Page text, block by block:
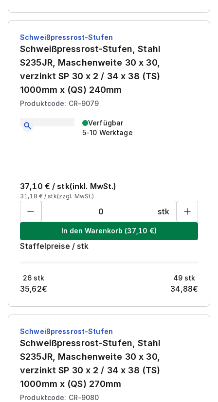
Schweißpressrost-Stufen
Schweißpressrost-Stufen, Stahl
S235JR, Maschenweite 30 x 30,
verzinkt SP 30 x 2 / 34 x 38 (TS)
1000mm x (QS) 240mm
Produktcode: CR-9079
Verfügbar
5-10 Werktage
37,10 € / stk(inkl. MwSt.)
31,18 € /stk(zzgl. MwSt.)
stk
In den Warenkorb (37,10 €)
Staffelpreise / stk
26 stk
35,62€
49 stk
34,88€
Schweißpressrost-Stufen
Schweißpressrost-Stufen, Stahl
S235JR, Maschenweite 30 x 30,
verzinkt SP 30 x 2 / 34 x 38 (TS)
1000mm x (QS) 270mm
Produktcode: CR-9080